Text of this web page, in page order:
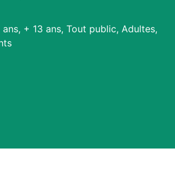
ans, + 13 ans, Tout public, Adultes,